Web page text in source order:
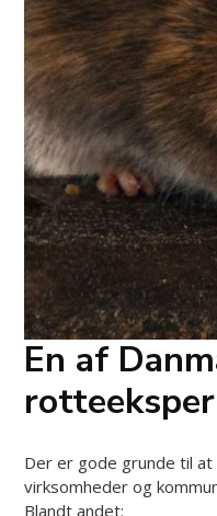
En af
Der er gode grunde til
virksomheder og
Blandt andet: